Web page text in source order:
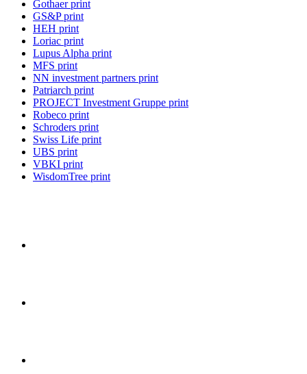
Gothaer print
GS&P print
HEH print
Loriac print
Lupus Alpha print
MFS print
NN investment partners print
Patriarch print
PROJECT Investment Gruppe print
Robeco print
Schroders print
Swiss Life print
UBS print
VBKI print
WisdomTree print